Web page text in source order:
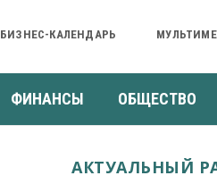
БИЗНЕС-КАЛЕНДАРЬ
ФИНАНСЫ ОБЩЕСТВО
АКТУАЛЬНЫЙ